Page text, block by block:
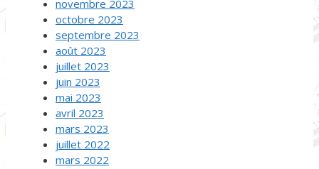
novembre 2023
octobre 2023
septembre 2023
août 2023
juillet 2023
juin 2023
mai 2023
avril 2023
mars 2023
juillet 2022
mars 2022